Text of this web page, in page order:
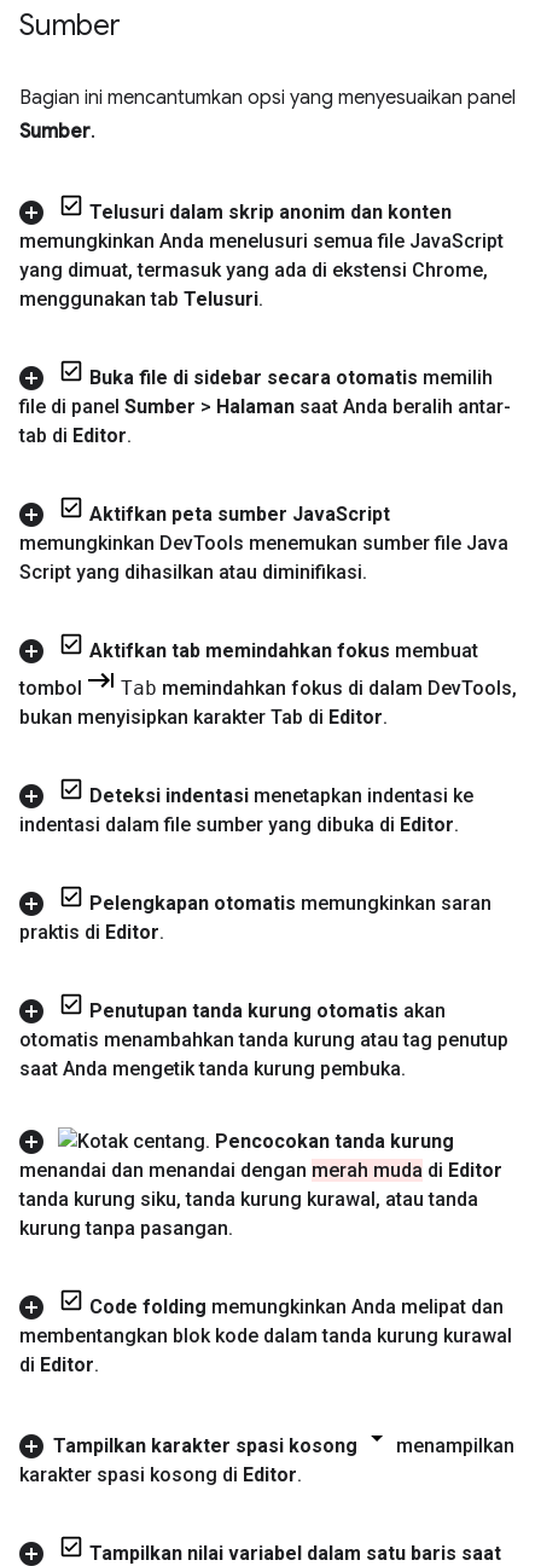
Sumber
Bagian ini mencantumkan opsi yang menyesuaikan panel
Sumber.
Telusuri dalam skrip anonim dan konten
memungkinkan Anda menelusuri semua file JavaScript
yang dimuat, termasuk yang ada di ekstensi Chrome,
menggunakan tab Telusuri.
Buka file di sidebar secara otomatis memilih
file di panel Sumber > Halaman saat Anda beralih antar-
tab di Editor.
Aktifkan peta sumber JavaScript
memungkinkan DevTools menemukan sumber file Java
Script yang dihasilkan atau diminifikasi.
Aktifkan tab memindahkan fokus membuat
tombol
Tab memindahkan fokus di dalam DevTools,
bukan menyisipkan karakter Tab di Editor.
Deteksi indentasi menetapkan indentasi ke
indentasi dalam file sumber yang dibuka di Editor.
Pelengkapan otomatis memungkinkan saran
praktis di Editor.
Penutupan tanda kurung otomatis akan
otomatis menambahkan tanda kurung atau tag penutup
saat Anda mengetik tanda kurung pembuka.
Pencocokan tanda kurung
menandai dan menandai dengan merah muda di Editor
tanda kurung siku, tanda kurung kurawal, atau tanda
kurung tanpa pasangan.
Code folding memungkinkan Anda melipat dan
membentangkan blok kode dalam tanda kurung kurawal
di Editor.
Tampilkan karakter spasi kosong
menampilkan
karakter spasi kosong di Editor.
Tampilkan nilai variabel dalam satu baris saat